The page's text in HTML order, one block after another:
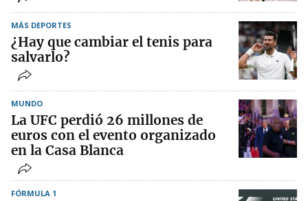
MÁS DEPORTES
¿Hay que cambiar el tenis para
salvarlo?
MUNDO
La UFC perdió 26 millones de
euros con el evento organizado
en la Casa Blanca
FÓRMULA 1